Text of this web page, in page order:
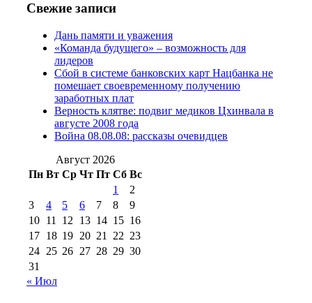
июля 2017 г
2012 г(15)№97 30 июля 2015 г
(15)№98 1 августа 2015 г
августа 2016 г(10)№98 5 июля 2014 г(10)
№98 8 августа 2013 г
августа 2012 г(14)
2017 г(9)
№99 4 августа
2016 г(12) №99 8 июля 2014 г
августа 2012 г(11)
августа 2013 г
(12)
Свежие записи
Дань памяти и уважения
«Команда будущего» – возможность для
лидеров
Сбой в системе банковских карт Нацбанка не
помешает своевременному получению
заработных плат
Верность клятве: подвиг медиков Цхинвала в
августе 2008 года
Война 08.08.08: рассказы очевидцев
Август 2026
Пн Вт Ср Чт Пт Сб Вс
1
2
3
4 5 6 7 8
9
10 11 12 13 14 15 16
17 18 19 20 21 22 23
24 25 26 27 28 29 30
31
« Июл